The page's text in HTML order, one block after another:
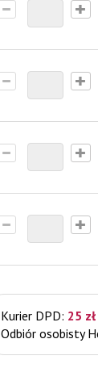
Kurier DPD: 25 zł
Odbiór osobisty